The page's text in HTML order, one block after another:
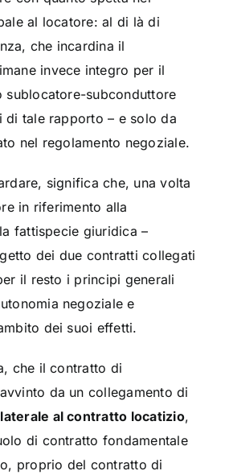
al locatore: al di là di
che incardina il
invece integro per il
sublocatore-subconduttore
di tale rapporto – e solo da
nel regolamento negoziale.
significa che, una volta
in riferimento alla
fattispecie giuridica –
dei due contratti collegati
il resto i principi generali
negoziale e
dei suoi effetti.
che il contratto di
da un collegamento di
al contratto locatizio,
di contratto fondamentale
proprio del contratto di